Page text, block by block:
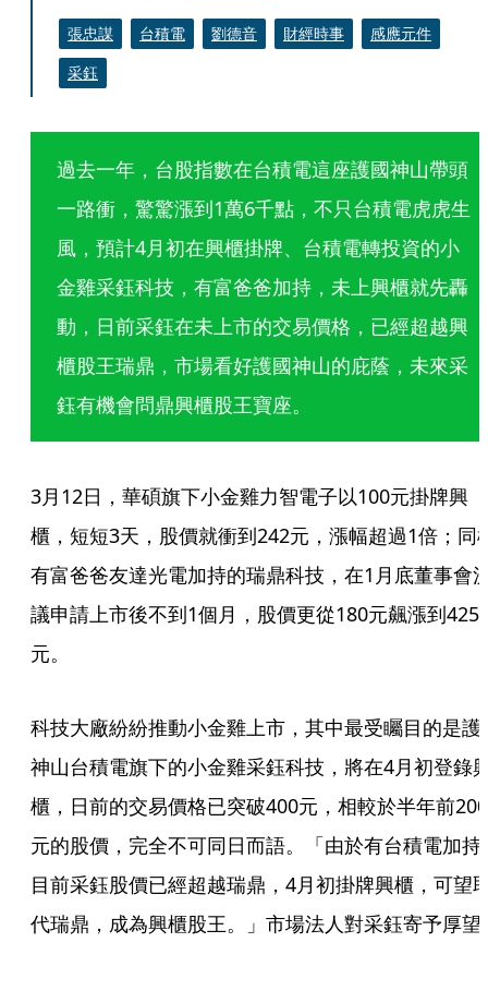
張忠謀 台積電 劉德音 財經時事
感應元件
采鈺
過去一年，台股指數在台積電這座護國神山帶頭
一路衝，驚驚漲到1萬6千點，不只台積電虎虎生
風，預計4月初在興櫃掛牌、台積電轉投資的小
金雞采鈺科技，有富爸爸加持，未上興櫃就先轟
動，日前采鈺在未上市的交易價格，已經超越興
櫃股王瑞鼎，市場看好護國神山的庇蔭，未來采
鈺有機會問鼎興櫃股王寶座。
3月12日，華碩旗下小金雞力智電子以100元掛牌興
櫃，短短3天，股價就衝到242元，漲幅超過1倍；同
有富爸爸友達光電加持的瑞鼎科技，在1月底董事會
議申請上市後不到1個月，股價更從180元飆漲到
元。
科技大廠紛紛推動小金雞上市，其中最受矚目的是護
神山台積電旗下的小金雞采鈺科技，將在4月初登錄
櫃，日前的交易價格已突破400元，相較於半年前200
元的股價，完全不可同日而語。「由於有台積電加持
目前采鈺股價已經超越瑞鼎，4月初掛牌興櫃，可望
代瑞鼎，成為興櫃股王。」市場法人對采鈺寄予厚望